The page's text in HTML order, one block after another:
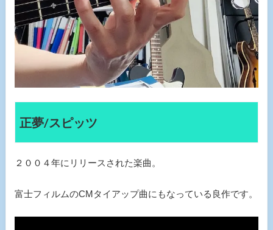
正夢/スピッツ
２００４年にリリースされた楽曲。
富士フィルムのCMタイアップ曲にもなっている良作です。